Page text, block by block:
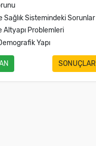
Sağlık Sistemindeki Sorunlar
Altyapı Problemleri
Yapı
SONUÇLAR